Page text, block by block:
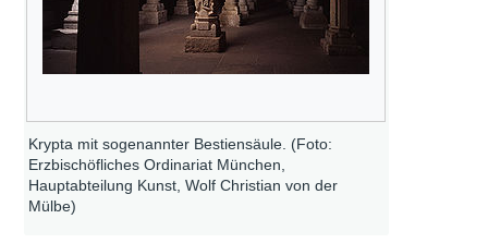
Krypta mit sogenannter Bestiensäule. (Foto:
Erzbischöfliches Ordinariat München,
Hauptabteilung Kunst, Wolf Christian von der
Mülbe)